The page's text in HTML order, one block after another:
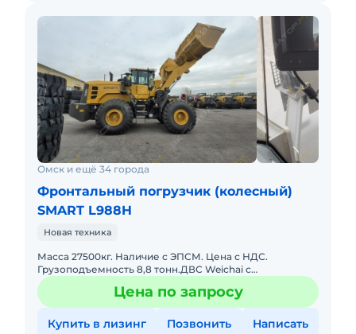
Омск и ещё 34 города
Фронтальный погрузчик (колесный)
SMART L988H
Новая техника
Масса 27500кг. Наличие с ЭПСМ. Цена с НДС.
Грузоподъемность 8,8 тонн.ДВС Weichai с
гидромуфтой привода вентилятора.КПП последнего
поколения SMART HTE220B полнос
Цена по запросу
Купить в лизинг Позвонить Написать